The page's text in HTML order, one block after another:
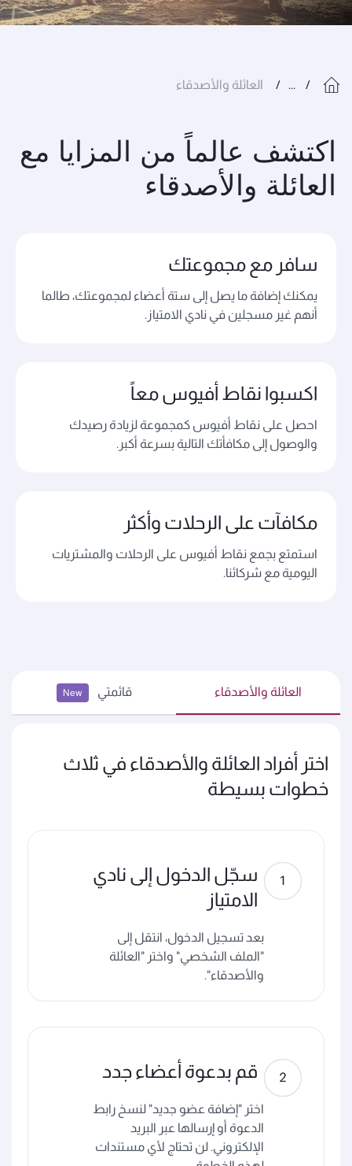
... العائلة والأصدقاء
اكتشف عالماً من المزايا مع
العائلة والأصدقاء
سافر مع مجموعتك
يمكنك إضافة ما يصل إلى ستة أعضاء لمجموعتك، طالما
أنهم غير مسجلين في نادي الامتياز.
اكسبوا نقاط أفيوس معاً
احصل على نقاط أفيوس كمجموعة لزيادة رصيدك
والوصول إلى مكافأتك التالية بسرعة أكبر.
مكافآت على الرحلات وأكثر
استمتع بجمع نقاط أفيوس على الرحلات والمشتريات
اليومية مع شركائنا.
العائلة والأصدقاء قائمتي New
اختر أفراد العائلة والأصدقاء في ثلاث
خطوات بسيطة
سجّل الدخول إلى نادي
الامتياز
بعد تسجيل الدخول، انتقل إلى
"الملف الشخصي" واختر "العائلة
والأصدقاء".
قم بدعوة أعضاء جدد
اختر "إضافة عضو جديد" لنسخ رابط
الدعوة أو إرسالها عبر البريد
الإلكتروني. لن تحتاج لأي مستندات